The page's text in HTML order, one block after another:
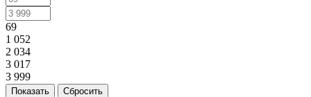
69
1 052
2 034
3 017
3 999
Показать Сбросить